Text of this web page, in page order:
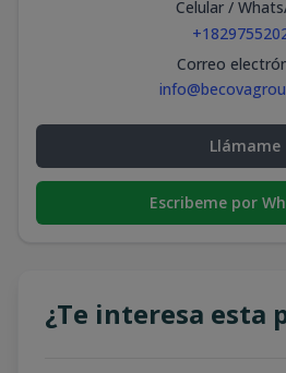
Celular /
Correo
Llámame
Escribeme por
¿Te interesa esta